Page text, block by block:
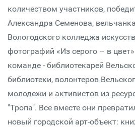
количеством участников,
Александра Семенова,
Вологодского колледжа
фотографий «Из серого – в
команде - библиотекарей
библиотеки, волонтеров
молодежи и активистов из
"Тропа". Все вместе они
новый городской арт-объект: